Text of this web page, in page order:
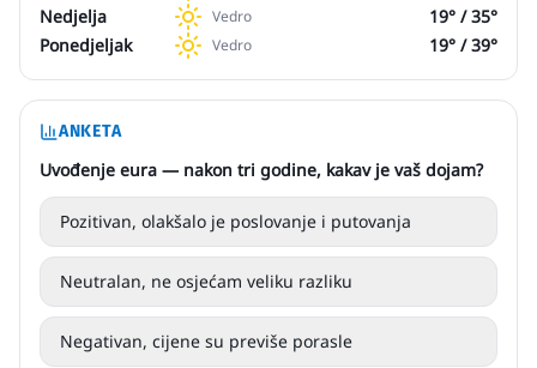
Nedjelja
Vedro 19° /35°
Ponedjeljak
Vedro 19° /39°
ANKETA
Uvođenje eura — nakon tri godine, kakav je vaš dojam?
Pozitivan, olakšalo je poslovanje i putovanja
Neutralan, ne osjećam veliku razliku
Negativan, cijene su previše porasle